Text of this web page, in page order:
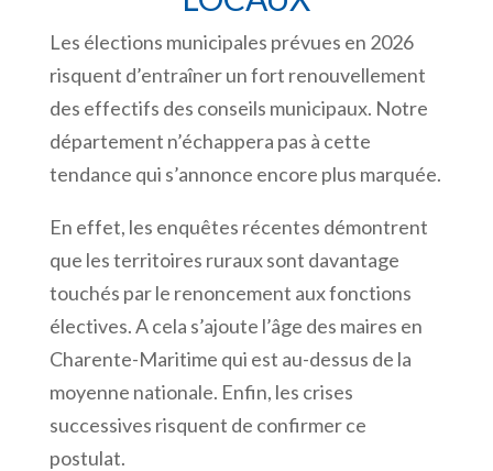
Les élections municipales prévues en 2026
risquent d’entraîner un fort renouvellement
des effectifs des conseils municipaux. Notre
département n’échappera pas à cette
tendance qui s’annonce encore plus marquée.
En effet, les enquêtes récentes démontrent
que les territoires ruraux sont davantage
touchés par le renoncement aux fonctions
électives. A cela s’ajoute l’âge des maires en
Charente-Maritime qui est au-dessus de la
moyenne nationale. Enfin, les crises
successives risquent de confirmer ce
postulat.